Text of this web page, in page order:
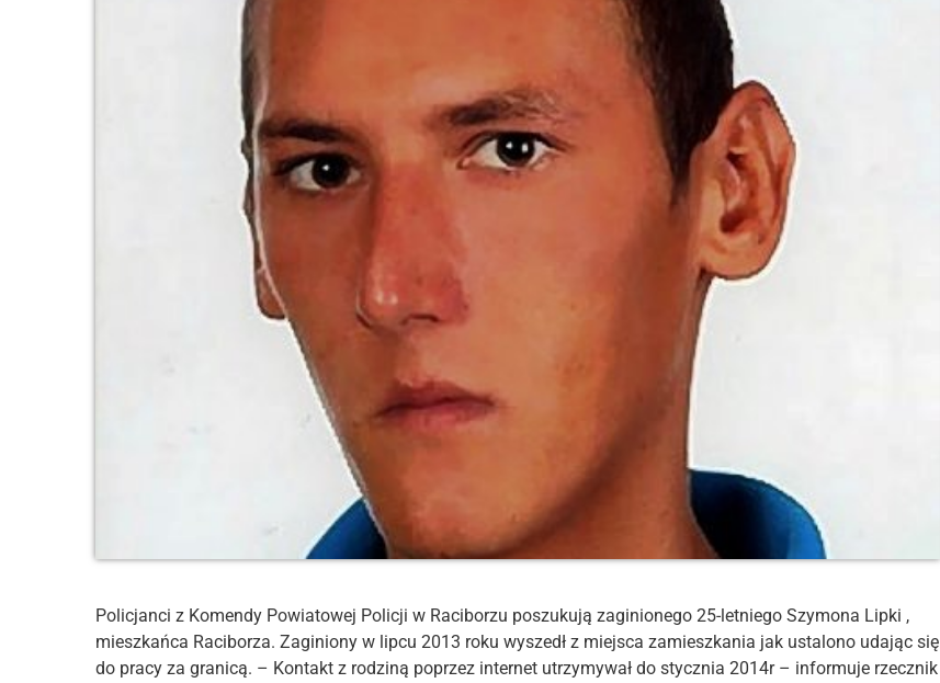
Policjanci z Komendy Powiatowej Policji w Raciborzu poszukują zaginionego 25-letniego Szymona Lipki ,
mieszkańca Raciborza. Zaginiony w lipcu 2013 roku wyszedł z miejsca zamieszkania jak ustalono udając się
do pracy za granicą. – Kontakt z rodziną poprzez internet utrzymywał do stycznia 2014r – informuje rzecznik